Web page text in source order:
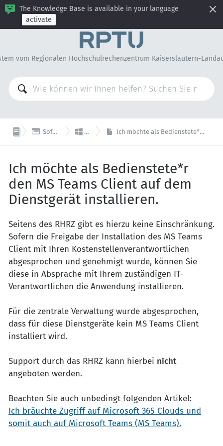
The Knowledge Base is available in your language
activate
vom Regionalen Hochschulrechenzentrum Kaiserslautern-
 Software & Lizenzen  Microsoft Ich möchte als Bedienstete*r den MS Teams Client auf dem Dienstgerät installieren.
Ich möchte als Bedienstete*r
den MS Teams Client auf dem
Dienstgerät installieren.
Seitens des RHRZ gibt es hierzu keine Einschränkung.
Sofern die Freigabe der Installation des MS Teams
Client mit Ihren Kostenstellenverantwortlichen
abgesprochen und genehmigt wurde, können Sie
diese in Absprache mit Ihrem zuständigen IT-
Verantwortlichen die Anwendung installieren.
Für die zentrale Verwaltung wurde abgesprochen,
dass für diese Dienstgeräte kein MS Teams Client
installiert wird.
Support durch das RHRZ kann hierbei nicht
angeboten werden.
Beachten Sie auch unbedingt folgenden Artikel:
Ich bräuchte Zugriff auf Microsoft 365 Clouds und
somit auch auf Microsoft Teams (MS Teams).